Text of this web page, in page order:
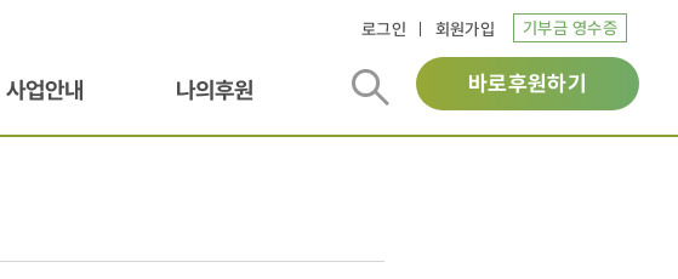
로그인 회원가입 기부금 영수증
사업안내 나의후원 바로후원하기